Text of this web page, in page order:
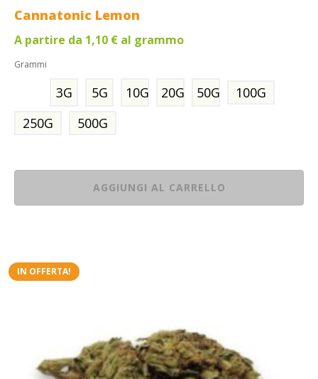
Cannatonic Lemon
A partire da 1,10 € al grammo
Grammi
3G 5G 10G 20G 50G
100G
250G
500G
AGGIUNGI AL CARRELLO
IN OFFERTA!